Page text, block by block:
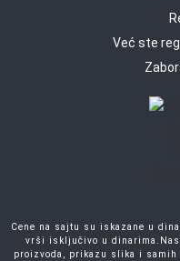
Već ste
Cene na sajtu su iskazane u
vrši isključivo u
proizvoda, prikazu slika i samih